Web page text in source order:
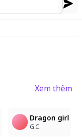
Xem thêm
Dragon girl
G.C.